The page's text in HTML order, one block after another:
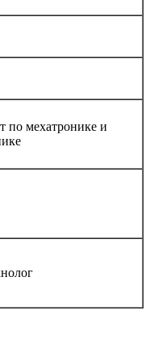
по мехатронике и